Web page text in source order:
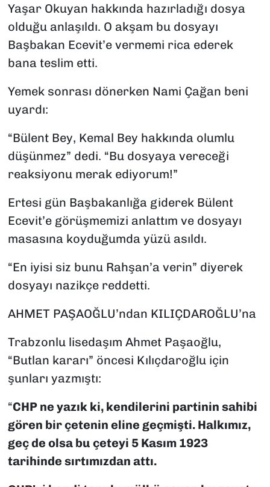
Yaşar Okuyan hakkında hazırladığı dosya
olduğu anlaşıldı. O akşam bu dosyayı
Başbakan Ecevit’e vermemi rica ederek
bana teslim etti.
Yemek sonrası dönerken Nami Çağan beni
uyardı:
“Bülent Bey, Kemal Bey hakkında olumlu
düşünmez” dedi. “Bu dosyaya vereceği
reaksiyonu merak ediyorum!”
Ertesi gün Başbakanlığa giderek Bülent
Ecevit’e görüşmemizi anlattım ve dosyayı
masasına koyduğumda yüzü asıldı.
“En iyisi siz bunu Rahşan’a verin” diyerek
dosyayı nazikçe reddetti.
AHMET PAŞAOĞLU’ndan KILIÇDAROĞLU’na
Trabzonlu lisedaşım Ahmet Paşaoğlu,
“Butlan kararı” öncesi Kılıçdaroğlu için
şunları yazmıştı:
“CHP ne yazık ki, kendilerini partinin sahibi
gören bir çetenin eline geçmişti. Halkımız,
geç de olsa bu çeteyi 5 Kasım 1923
tarihinde sırtımızdan attı.